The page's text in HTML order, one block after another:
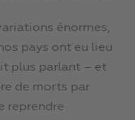
énormes,
pays ont eu lieu
plus parlant – et
de morts par
reprendre